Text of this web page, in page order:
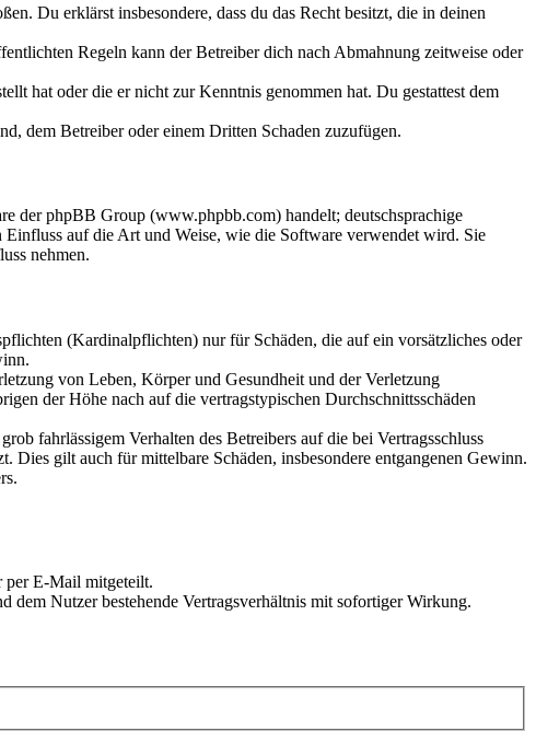
Du erklärst insbesondere, dass du das Recht besitzt, die in deinen
Regeln kann der Betreiber dich nach Abmahnung zeitweise oder
hat oder die er nicht zur Kenntnis genommen hat. Du gestattest dem
dem Betreiber oder einem Dritten Schaden zuzufügen.
der phpBB Group (www.phpbb.com) handelt; deutschsprachige
auf die Art und Weise, wie die Software verwendet wird. Sie
nehmen.
(Kardinalpflichten) nur für Schäden, die auf ein vorsätzliches oder
von Leben, Körper und Gesundheit und der Verletzung
der Höhe nach auf die vertragstypischen Durchschnittsschäden
fahrlässigem Verhalten des Betreibers auf die bei Vertragsschluss
Dies gilt auch für mittelbare Schäden, insbesondere entgangenen Gewinn.
per E-Mail mitgeteilt.
dem Nutzer bestehende Vertragsverhältnis mit sofortiger Wirkung.